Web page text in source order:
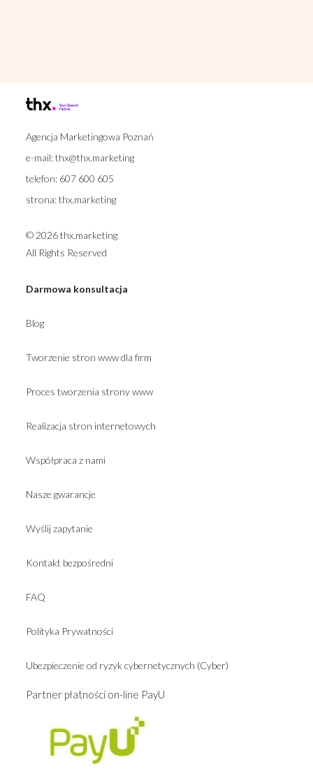
Agencja Marketingowa Poznań
e-mail:thx@thx.marketing
telefon: 607 600 605
strona:thx.marketing
© 2026 thx.marketing
All Rights Reserved
Darmowa konsultacja
Blog
Tworzenie stron www dla firm
Proces tworzenia strony www
Realizacja stron internetowych
Współpraca z nami
Nasze gwarancje
Wyślij zapytanie
Kontakt bezpośredni
FAQ
Polityka Prywatności
Ubezpieczenie od ryzyk cybernetycznych (Cyber)
Partner płatności on-line PayU